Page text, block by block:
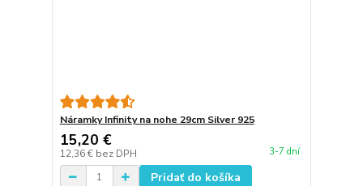
Náramky Infinity na nohe 29cm Silver 925
15,20 €
12,36 € bez DPH 3-7 dní
Pridať do košíka